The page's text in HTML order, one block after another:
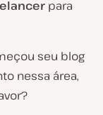
para
seu blog
nessa área,